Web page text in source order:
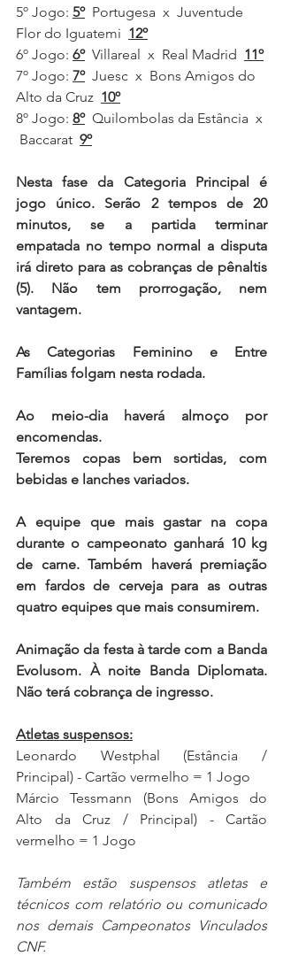
5º Jogo: 5º Portugesa x  Juventude
Flor do Iguatemi 12º
6º Jogo: 6º Villareal  x  Real Madrid 11º
7º Jogo: 7º Juesc x  Bons Amigos do
Alto da Cruz 10º
8º Jogo: 8º Quilombolas da Estância  x
Baccarat 9º
Nesta fase da Categoria Principal é
jogo único. Serão 2 tempos de 20
minutos, se a partida terminar
empatada no tempo normal a disputa
irá direto para as cobranças de pênaltis
(5). Não tem prorrogação, nem
vantagem.
As Categorias Feminino e Entre
Famílias folgam nesta rodada.
Ao meio-dia haverá almoço por
encomendas.
Teremos copas bem sortidas, com
bebidas e lanches variados.
A equipe que mais gastar na copa
durante o campeonato ganhará 10 kg
de carne. Também haverá premiação
em fardos de cerveja para as outras
quatro equipes que mais consumirem.
Animação da festa à tarde com a Banda
Evolusom. À noite Banda Diplomata.
Não terá cobrança de ingresso.
Atletas suspensos:
Leonardo Westphal (Estância /
Principal) - Cartão vermelho = 1 Jogo
Márcio Tessmann (Bons Amigos do
Alto da Cruz / Principal) - Cartão
vermelho = 1 Jogo
Também estão suspensos atletas e
técnicos com relatório ou comunicado
nos demais Campeonatos Vinculados
CNF.